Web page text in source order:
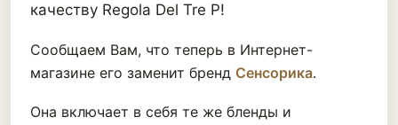
качеству Regola Del Tre P!
Сообщаем Вам, что теперь в Интернет-
магазине его заменит бренд Сенсорика.
Она включает в себя те же бленды и